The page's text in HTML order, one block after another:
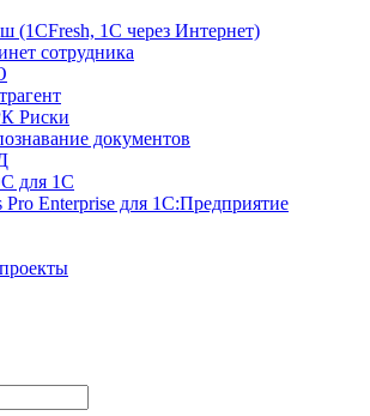
(1CFresh, 1С через Интернет)
сотрудника
Риски
документов
для 1С
Pro Enterprise для 1С:Предприятие